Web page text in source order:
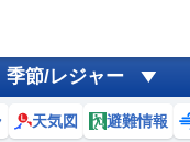
季節/レジャー
天気図 避難情報